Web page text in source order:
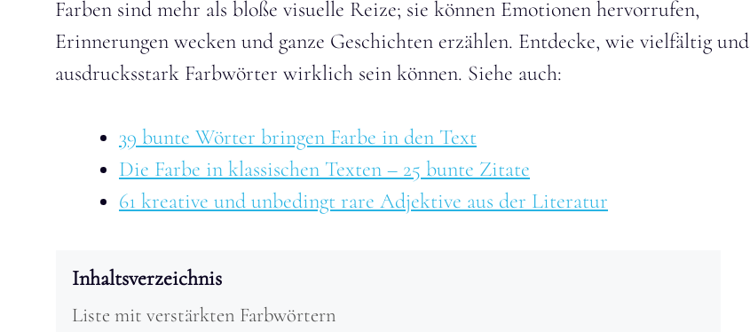
Farben sind mehr als bloße visuelle Reize; sie können Emotionen hervorrufen,
Erinnerungen wecken und ganze Geschichten erzählen. Entdecke, wie vielfältig und
ausdrucksstark Farbwörter wirklich sein können. Siehe auch:
39 bunte Wörter bringen Farbe in den Text
Die Farbe in klassischen Texten – 25 bunte Zitate
61 kreative und unbedingt rare Adjektive aus der Literatur
Inhaltsverzeichnis
Liste mit verstärkten Farbwörtern